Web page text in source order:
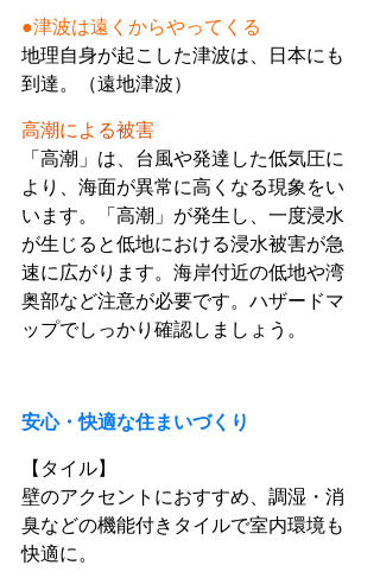
●津波は遠くからやってくる
地理自身が起こした津波は、日本にも
到達。（遠地津波）
高潮による被害
「高潮」は、台風や発達した低気圧に
より、海面が異常に高くなる現象をい
います。「高潮」が発生し、一度浸水
が生じると低地における浸水被害が急
速に広がります。海岸付近の低地や湾
奥部など注意が必要です。ハザードマ
ップでしっかり確認しましょう。
安心・快適な住まいづくり
【タイル】
壁のアクセントにおすすめ、調湿・消
臭などの機能付きタイルで室内環境も
快適に。